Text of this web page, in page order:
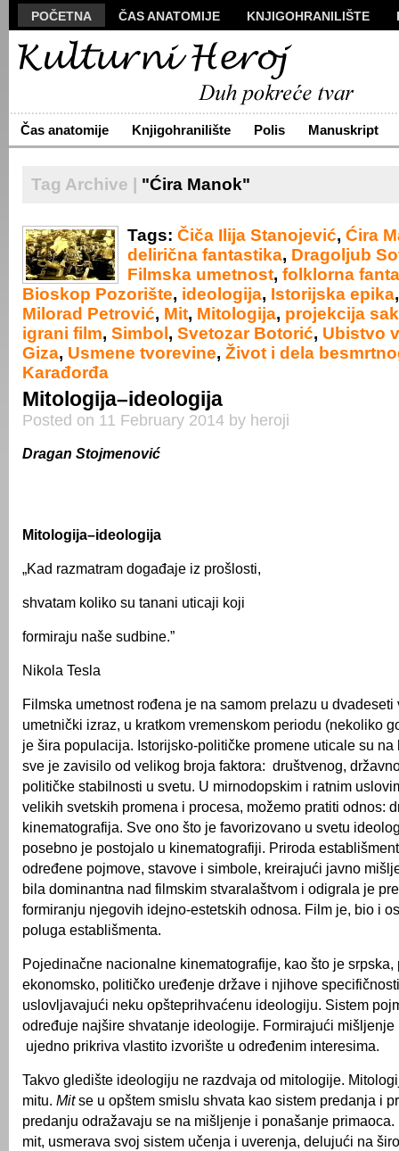
POČETNA ČAS ANATOMIJE KNJIGOHRANILIŠTE
MANUSKRIPT
VIZUALI
ARHIVA
O NAMA ŽIVA REČ KONTAKT
Čas anatomije Knjigohranilište Polis Manuskript
Tag Archive | "Ćira Manok"
Tags: Čiča Ilija Stanojević, Ćira
delirična fantastika, Dragoljub
Filmska umetnost, folklorna
Bioskop Pozorište, ideologija, Istorijska epika
Milorad Petrović, Mit, Mitologija, projekcija
igrani film, Simbol , Svetozar Botorić, Ubistvo
Giza, Usmene tvorevine, Život i dela
Karađorđa
Mitologija–ideologija
Posted on 11 February 2014 by heroji
Dragan Stojmenović
Mitologija–ideologija
„Kad razmatram događaje iz prošlosti,
shvatam koliko su tanani uticaji koji
formiraju naše sudbine.”
Nikola Tesla
Filmska umetnost rođena je na samom prelazu u dvadeseti
umetnički izraz, u kratkom vremenskom periodu (nekoliko
je šira populacija. Istorijsko-političke promene uticale su na
sve je zavisilo od velikog broja faktora: društvenog,
političke stabilnosti u svetu. U mirnodopskim i ratnim
velikih svetskih promena i procesa, možemo pratiti odnos:
kinematografija. Sve ono što je favorizovano u svetu
posebno je postojalo u kinematografiji. Priroda
određene pojmove, stavove i simbole, kreirajući javno
bila dominantna nad filmskim stvaralaštvom i odigrala je
formiranju njegovih idejno-estetskih odnosa. Film je, bio i
poluga establišmenta.
Pojedinačne nacionalne kinematografije, kao što je srpska,
ekonomsko, političko uređenje države i njihove
uslovljavajući neku opšteprihvaćenu ideologiju. Sistem
određuje najšire shvatanje ideologije. Formirajući mišljenje
ujedno prikriva vlastito izvorište u određenim interesima.
Takvo gledište ideologiju ne razdvaja od mitologije.
mitu. Mitse u opštem smislu shvata kao sistem predanja i
predanju odražavaju se na mišljenje i ponašanje
mit, usmerava svoj sistem učenja i uverenja, delujući na